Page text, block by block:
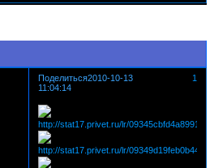
Поделиться 1
2010-10-13
11:04:14